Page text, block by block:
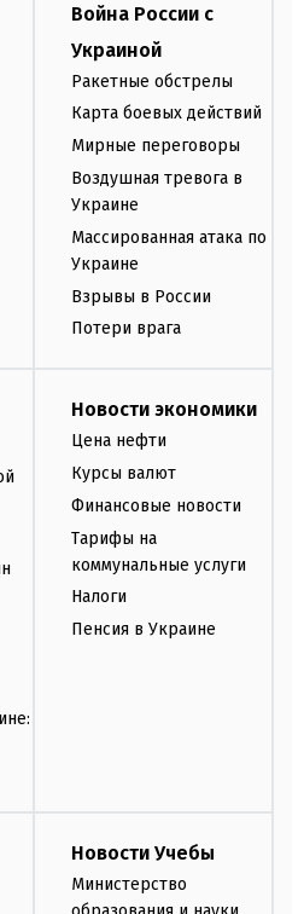
Война России с
Украиной
Ракетные обстрелы
Карта боевых действий
Мирные переговоры
Воздушная тревога в
Украине
Массированная атака по
Украине
Взрывы в России
Потери врага
Новости экономики
Цена нефти
Курсы валют
Финансовые новости
Тарифы на
коммунальные услуги
Налоги
Пенсия в Украине
Новости Учебы
Министерство